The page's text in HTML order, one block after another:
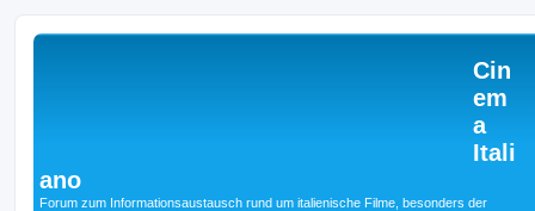
Cin
em
a
Itali
ano
Forum zum Informationsaustausch rund um italienische Filme, besonders der